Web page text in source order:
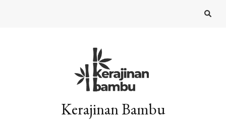
Kerajinan Bambu